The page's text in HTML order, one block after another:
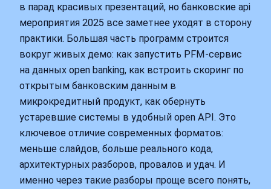
в парад красивых презентаций, но банковские api
мероприятия 2025 все заметнее уходят в сторону
практики. Большая часть программ строится
вокруг живых демо: как запустить PFM‑сервис
на данных open banking, как встроить скоринг по
открытым банковским данным в
микрокредитный продукт, как обернуть
устаревшие системы в удобный open API. Это
ключевое отличие современных форматов:
меньше слайдов, больше реального кода,
архитектурных разборов, провалов и удач. И
именно через такие разборы проще всего понять,